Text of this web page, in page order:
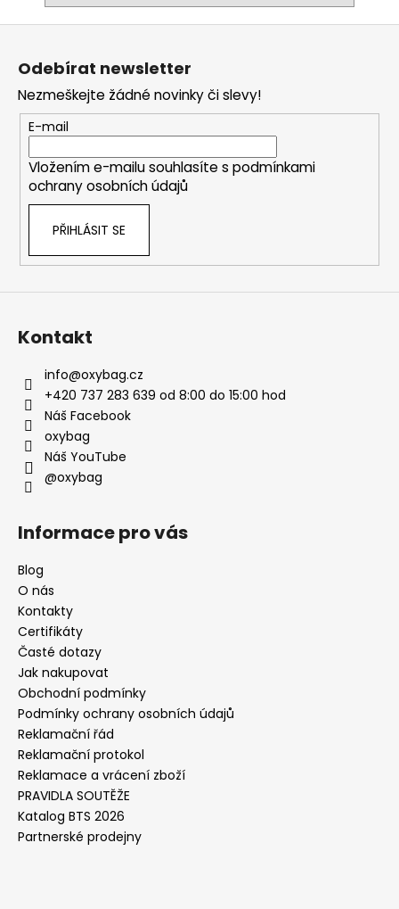
Z
Odebírat newsletter
Nezmeškejte žádné novinky či slevy!
E-mail
Vložením e-mailu souhlasíte s podmínkami
ochrany osobních údajů
PŘIHLÁSIT SE
Kontakt
info@oxybag.cz
+420 737 283 639 od 8:00 do 15:00 hod
Náš Facebook
oxybag
Náš YouTube
@oxybag
Informace pro vás
Blog
O nás
Kontakty
Certifikáty
Časté dotazy
Jak nakupovat
Obchodní podmínky
Podmínky ochrany osobních údajů
Reklamační řád
Reklamační protokol
Reklamace a vrácení zboží
PRAVIDLA SOUTĚŽE
Katalog BTS 2026
Partnerské prodejny